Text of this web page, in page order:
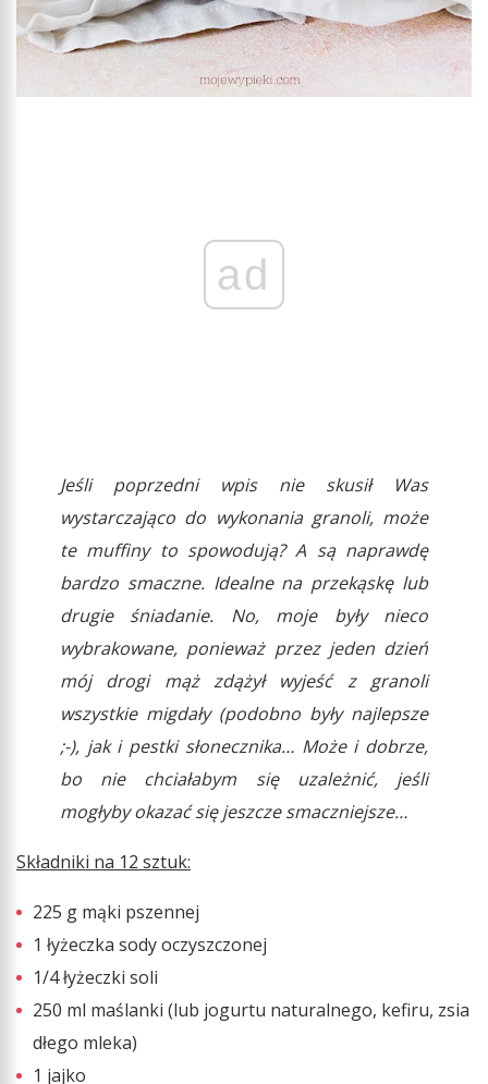
ad
Jeśli poprzedni wpis nie skusił Was
wystarczająco do wykonania granoli, może
te muffiny to spowodują? A są naprawdę
bardzo smaczne. Idealne na przekąskę lub
drugie śniadanie. No, moje były nieco
wybrakowane, ponieważ przez jeden dzień
mój drogi mąż zdążył wyjeść z granoli
wszystkie migdały (podobno były najlepsze
;-), jak i pestki słonecznika… Może i dobrze,
bo nie chciałabym się uzależnić, jeśli
mogłyby okazać się jeszcze smaczniejsze…
Składniki na 12 sztuk:
225 g mąki pszennej
1 łyżeczka sody oczyszczonej
1/4 łyżeczki soli
250 ml maślanki (lub jogurtu naturalnego, kefiru, zsia
dłego mleka)
1 jajko